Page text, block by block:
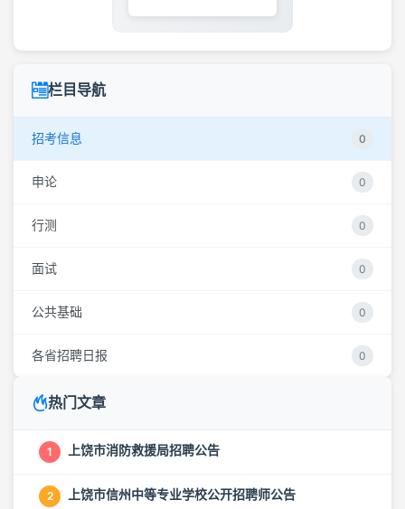
栏目导航
招考信息 0
申论 0
行测 0
面试 0
公共基础 0
各省招聘日报 0
热门文章
1 上饶市消防救援局招聘公告
2 上饶市信州中等专业学校公开招聘师公告